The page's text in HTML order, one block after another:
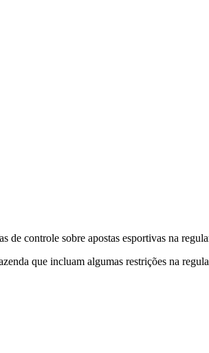
de controle sobre apostas esportivas na
que incluam algumas restrições na